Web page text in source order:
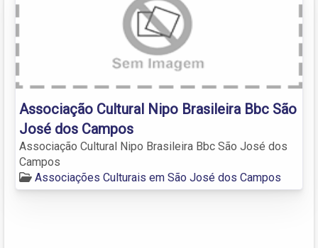
Associação Cultural Nipo Brasileira Bbc São
José dos Campos
Associação Cultural Nipo Brasileira Bbc São José dos
Campos
Associações Culturais em São José dos Campos